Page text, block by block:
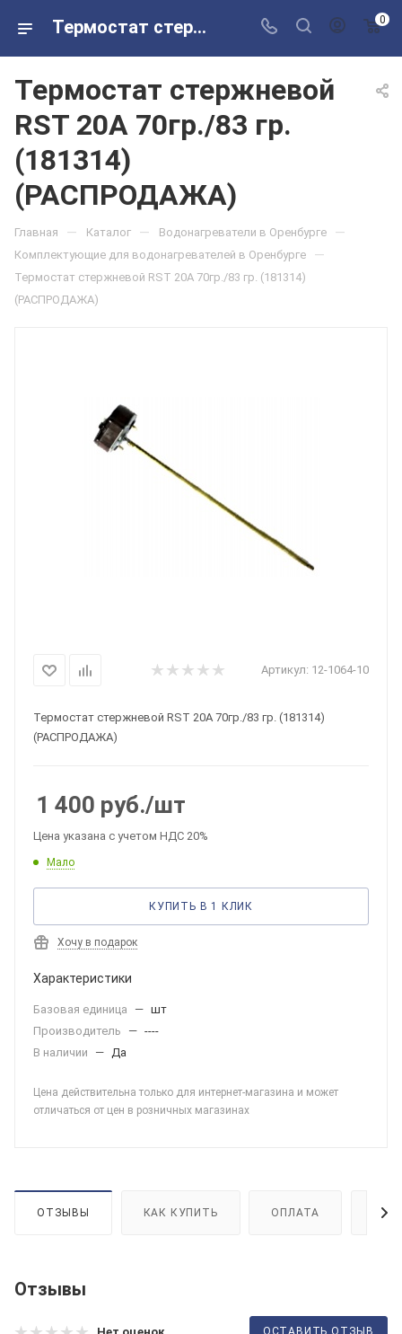
Термостат стержневой RSТ 20A 70гр./83 гр. (181314) (РАСПРОДАЖА) в розничных магазинах Сантехторг 0
Термостат стержневой
RSТ 20A 70гр./83 гр.
(181314)
(РАСПРОДАЖА)
Главная — Каталог — Водонагреватели в Оренбурге —
Комплектующие для водонагревателей в Оренбурге —
Термостат стержневой RSТ 20A 70гр./83 гр. (181314)
(РАСПРОДАЖА)
Артикул: 12-1064-10
Термостат стержневой RSТ 20A 70гр./83 гр. (181314)
(РАСПРОДАЖА)
1 400 руб./шт
Цена указана с учетом НДС 20%
Мало
КУПИТЬ В 1 КЛИК
Хочу в подарок
Характеристики
Базовая единица — шт
Производитель
— ----
В наличии
— Да
Цена действительна только для интернет-магазина и может
отличаться от цен в розничных магазинах
ОТЗЫВЫ КАК КУПИТЬ ОПЛАТА
Отзывы
ОСТАВИТЬ ОТЗЫВ